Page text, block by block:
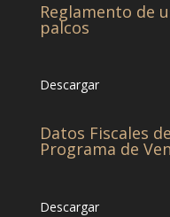
Reglamento de
palcos
Descargar
Datos Fiscales
Programa de
Descargar